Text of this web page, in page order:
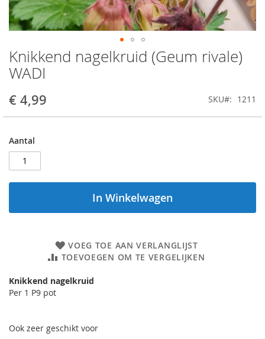
Knikkend nagelkruid (Geum rivale)
WADI
€ 4,99 SKU 1211
Aantal
In Winkelwagen
VOEG TOE AAN VERLANGLIJST
TOEVOEGEN OM TE VERGELIJKEN
Knikkend nagelkruid
Per 1 P9 pot
Ook zeer geschikt voor
Ga
naar
het
van
gallerij